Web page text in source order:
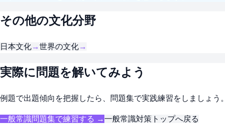
その他の文化分野
日本文化→世界の文化→
実際に問題を解いてみよう
例題で出題傾向を把握したら、問題集で実践練習をしましょう。
一般常識問題集で練習する →一般常識対策トップへ戻る